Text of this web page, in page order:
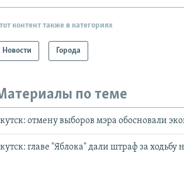
контент также в категориях
Новости Города
по теме
отмену выборов мэра обосновали
главе "Яблока" дали штраф за ходьбу